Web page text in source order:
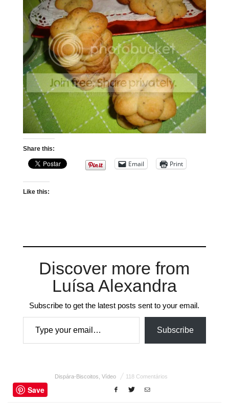
Share this:
Email Print
Like this:
Discover more from
Luísa Alexandra
Subscribe to get the latest posts sent to your email.
Type your email…
Subscribe
Dispára-Biscoitos Vídeo 118 Comentários
Save